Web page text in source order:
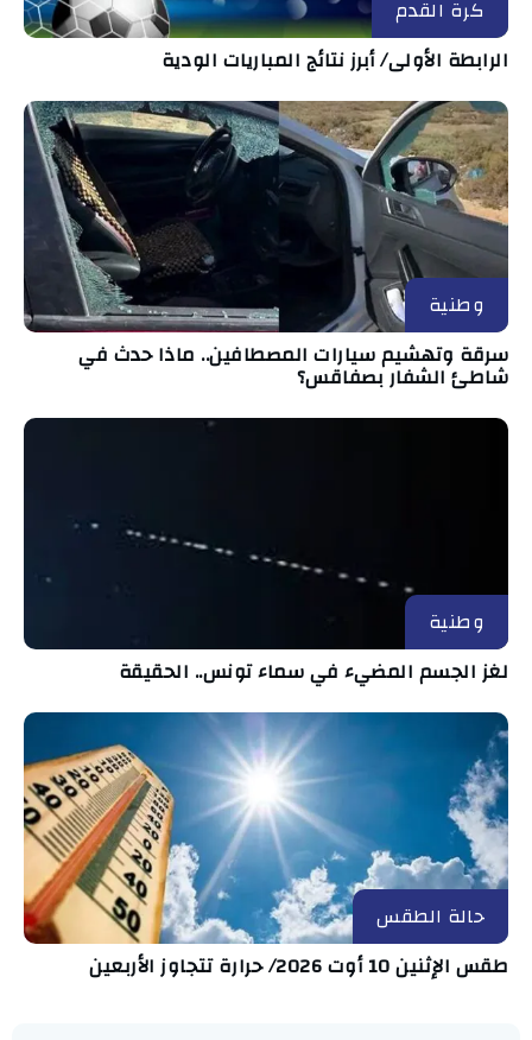
كرة القدم
الرابطة الأولى/ أبرز نتائج المباريات الودية
وطنية
سرقة وتهشيم سيارات المصطافين.. ماذا حدث في
شاطئ الشفار بصفاقس؟
وطنية
لغز الجسم المضيء في سماء تونس.. الحقيقة
حالة الطقس
طقس الإثنين 10 أوت 2026/ حرارة تتجاوز الأربعين